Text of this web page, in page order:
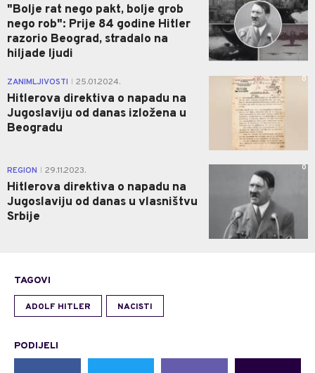
"Bolje rat nego pakt, bolje grob
nego rob": Prije 84 godine Hitler
razorio Beograd, stradalo na
hiljade ljudi
ZANIMLJIVOSTI 25.01.2024.
Hitlerova direktiva o napadu na
Јugoslaviju od danas izložena u
Beogradu
0
REGION 29.11.2023.
Hitlerova direktiva o napadu na
Jugoslaviju od danas u vlasništvu
Srbije
0
TAGOVI
ADOLF HITLER NACISTI
PODIJELI